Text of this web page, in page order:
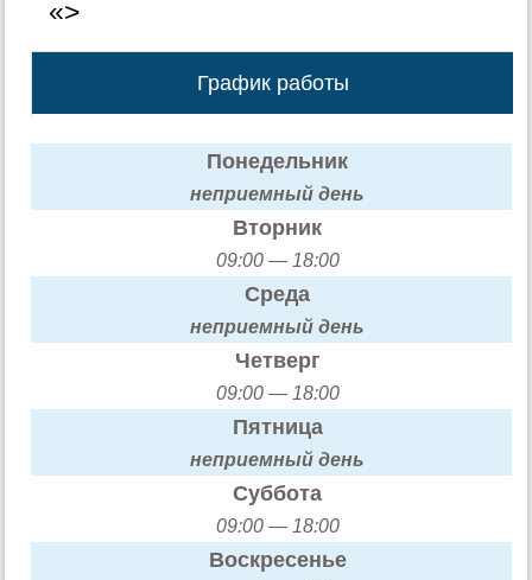
«>
График работы
Понедельник
неприемный день
Вторник
09:00 — 18:00
Среда
неприемный день
Четверг
09:00 — 18:00
Пятница
неприемный день
Суббота
09:00 — 18:00
Воскресенье